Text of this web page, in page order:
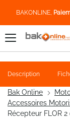
BAKONLINE,
Bak Online
Accessoires
Récepteur FLOR
Description